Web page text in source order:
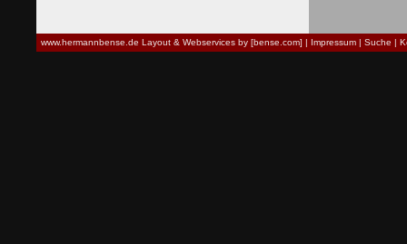
www.hermannbense.de Layout & Webservices by [bense.com] | Impressum | Suche |